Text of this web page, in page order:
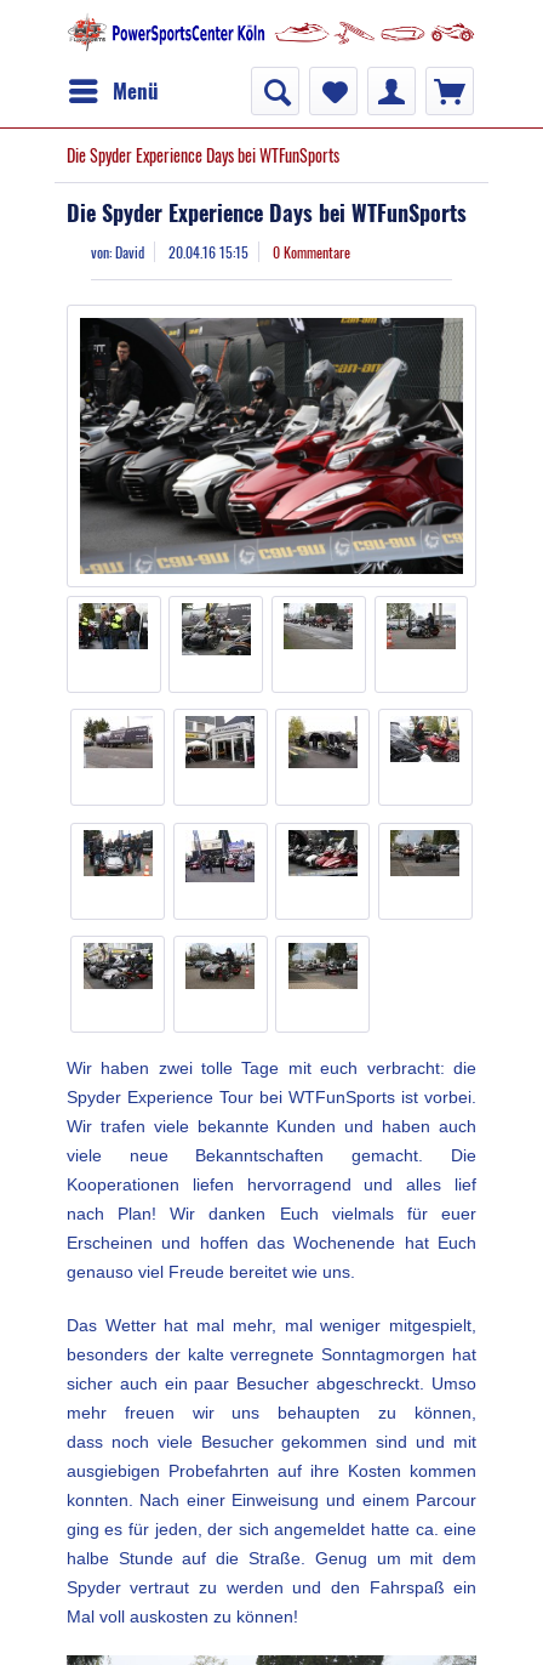
Menü
Die Spyder Experience Days bei WTFunSports
Die Spyder Experience Days bei WTFunSports
von:David 20.04.16 15:15 0 Kommentare
Wir haben zwei tolle Tage mit euch verbracht: die
Spyder Experience Tour bei WTFunSports ist vorbei.
Wir trafen viele bekannte Kunden und haben auch
viele neue Bekanntschaften gemacht. Die
Kooperationen liefen hervorragend und alles lief
nach Plan! Wir danken Euch vielmals für euer
Erscheinen und hoffen das Wochenende hat Euch
genauso viel Freude bereitet wie uns.
Das Wetter hat mal mehr, mal weniger mitgespielt,
besonders der kalte verregnete Sonntagmorgen hat
sicher auch ein paar Besucher abgeschreckt. Umso
mehr freuen wir uns behaupten zu können,
dass noch viele Besucher gekommen sind und mit
ausgiebigen Probefahrten auf ihre Kosten kommen
konnten. Nach einer Einweisung und einem Parcour
ging es für jeden, der sich angemeldet hatte ca. eine
halbe Stunde auf die Straße. Genug um mit dem
Spyder vertraut zu werden und den Fahrspaß ein
Mal voll auskosten zu können!